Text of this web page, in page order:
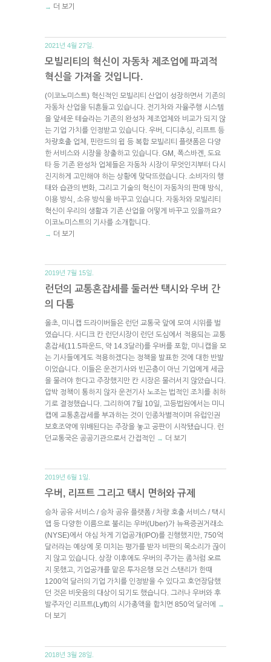
→ 더 보기
2021년 4월 27일.
모빌리티의 혁신이 자동차 제조업에 파괴적
혁신을 가져올 것입니다.
(이코노미스트) 혁신적인 모빌리티 산업이 성장하면서 기존의
자동차 산업을 뒤흔들고 있습니다. 전기차와 자율주행 시스템
을 앞세운 테슬라는 기존의 완성차 제조업체와 비교가 되지 않
는 기업 가치를 인정받고 있습니다. 우버, 디디추싱, 리프트 등
차량호출 업체, 핀란드의 윔 등 복합 모빌리티 플랫폼은 다양
한 서비스와 시장을 창출하고 있습니다. GM, 폭스바겐, 도요
타 등 기존 완성차 업체들은 자동차 시장이 무엇인지부터 다시
진지하게 고민해야 하는 상황에 맞닥뜨렸습니다. 소비자의 행
태와 습관의 변화, 그리고 기술의 혁신이 자동차의 판매 방식,
이용 방식, 소유 방식을 바꾸고 있습니다. 자동차와 모빌리티
혁신이 우리의 생활과 기존 산업을 어떻게 바꾸고 있을까요?
이코노미스트의 기사를 소개합니다.
→ 더 보기
2019년 7월 15일.
런던의 교통혼잡세를 둘러싼 택시와 우버 간
의 다툼
올초, 미니캡 드라이버들은 런던 교통국 앞에 모여 시위를 벌
였습니다. 사디크 칸 런던시장이 런던 도심에서 적용되는 교통
혼잡세(11.5파운드, 약 14.3달러)를 우버를 포함, 미니캡을 모
는 기사들에게도 적용하겠다는 정책을 발표한 것에 대한 반발
이었습니다. 이들은 운전기사와 빈곤층이 아닌 기업에게 세금
을 물려야 한다고 주장했지만 칸 시장은 물러서지 않았습니다.
압박 정책이 통하지 않자 운전기사 노조는 법적인 조치를 취하
기로 결정했습니다. 그리하여 7월 10일, 고등법원에서는 미니
캡에 교통혼잡세를 부과하는 것이 인종차별적이며 유럽인권
보호조약에 위배된다는 주장을 놓고 공판이 시작됐습니다. 런
던교통국은 공공기관으로서 간접적인 → 더 보기
2019년 6월 1일.
우버, 리프트 그리고 택시 면허와 규제
승차 공유 서비스 / 승차 공유 플랫폼 / 차량 호출 서비스 / 택시
앱 등 다양한 이름으로 불리는 우버(Uber)가 뉴욕증권거래소
(NYSE)에서 야심 차게 기업공개(IPO)를 진행했지만, 750억
달러라는 예상에 못 미치는 평가를 받자 비판의 목소리가 끊이
지 않고 있습니다. 상장 이후에도 우버의 주가는 좀처럼 오르
지 못했고, 기업공개를 맡은 투자은행 모건 스탠리가 한때
1200억 달러의 기업 가치를 인정받을 수 있다고 호언장담했
던 것은 비웃음의 대상이 되기도 했습니다. 그러나 우버와 후
발주자인 리프트(Lyft)의 시가총액을 합치면 850억 달러에
→
더 보기
2018년 3월 28일.